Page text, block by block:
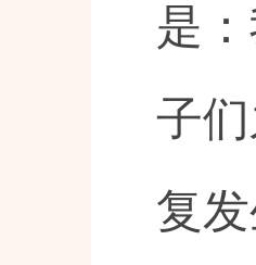
是
子
复